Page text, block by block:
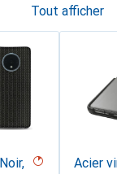
Tout afficher
Acier